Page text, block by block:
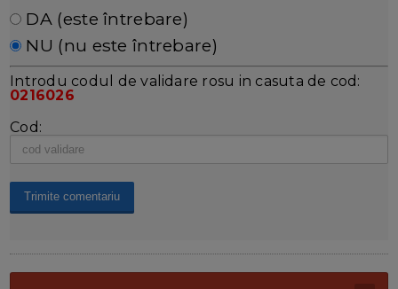
DA (este întrebare)
NU (nu este întrebare)
Introdu codul de validare rosu in casuta de cod:
0216026
Cod: